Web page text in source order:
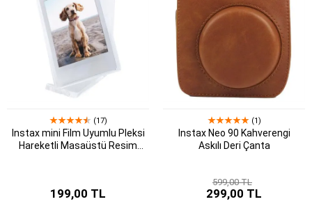
(17)
Instax mini Film Uyumlu Pleksi
Hareketli Masaüstü Resim
199,00 TL
(1)
Instax Neo 90 Kahverengi
Askılı Deri Çanta
599,00 TL
299,00 TL